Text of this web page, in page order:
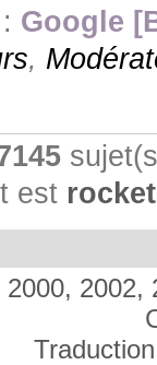
Google
,
est
2002,